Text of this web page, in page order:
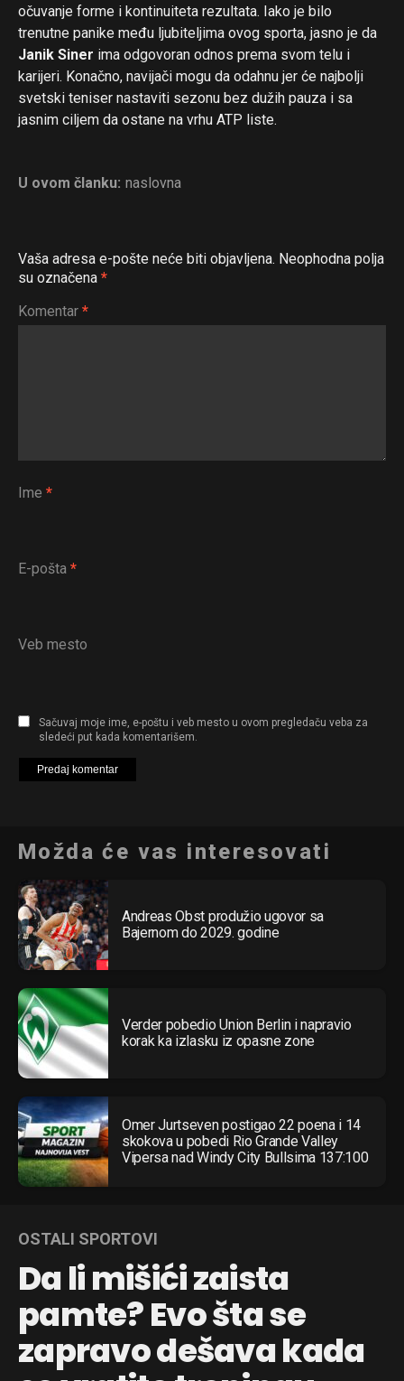
očuvanje forme i kontinuiteta rezultata. Iako je bilo
trenutne panike među ljubiteljima ovog sporta, jasno je da
Janik Siner ima odgovoran odnos prema svom telu i
karijeri. Konačno, navijači mogu da odahnu jer će najbolji
svetski teniser nastaviti sezonu bez dužih pauza i sa
jasnim ciljem da ostane na vrhu ATP liste.
U ovom članku: naslovna
Vaša adresa e-pošte neće biti objavljena. Neophodna polja
su označena *
Komentar *
Ime *
E-pošta *
Veb mesto
Sačuvaj moje ime, e-poštu i veb mesto u ovom pregledaču veba za
sledeći put kada komentarišem.
Možda će vas interesovati
Andreas Obst produžio ugovor sa
Bajernom do 2029. godine
Verder pobedio Union Berlin i napravio
korak ka izlasku iz opasne zone
Omer Jurtseven postigao 22 poena i 14
skokova u pobedi Rio Grande Valley
Vipersa nad Windy City Bullsima 137:100
OSTALI SPORTOVI
Da li mišići zaista
pamte? Evo šta se
zapravo dešava kada
Reddit